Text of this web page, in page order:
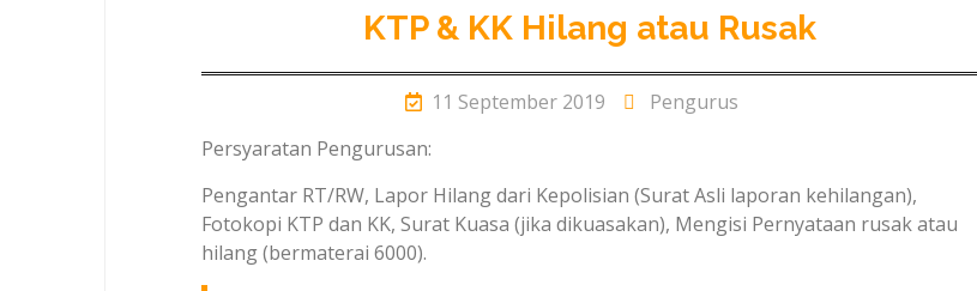
KTP & KK Hilang atau Rusak
11 September 2019
Pengurus
Persyaratan Pengurusan:
Pengantar RT/RW, Lapor Hilang dari Kepolisian (Surat Asli laporan kehilangan),
Fotokopi KTP dan KK, Surat Kuasa (jika dikuasakan), Mengisi Pernyataan rusak atau
hilang (bermaterai 6000).